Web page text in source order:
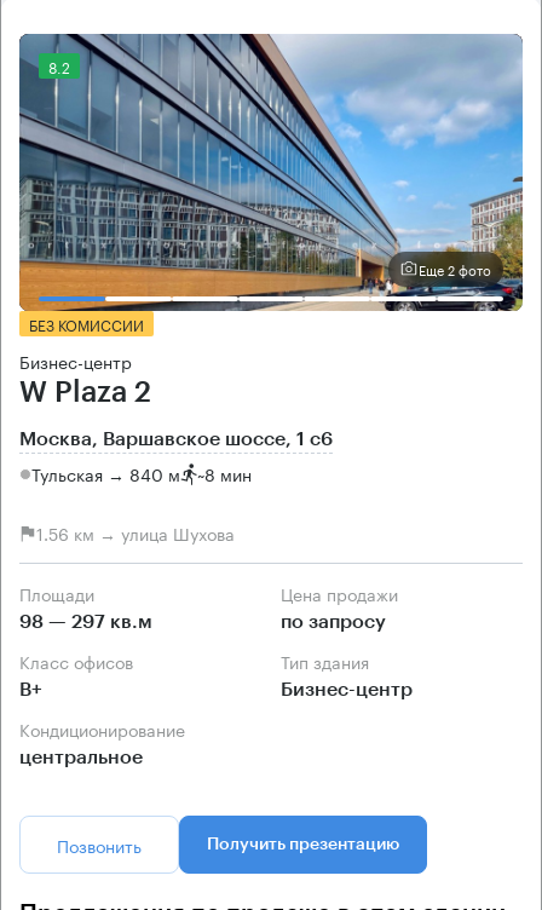
8.2
Еще 2 фото
БЕЗ КОМИССИИ
Бизнес-центр
W Plaza 2
Москва, Варшавское шоссе, 1 с6
Тульская → 840 м ~8 мин
1.56 км → улица Шухова
Площади
98 — 297 кв.м
Цена продажи
по запросу
Класс офисов
B+
Тип здания
Бизнес-центр
Кондиционирование
центральное
Позвонить Получить презентацию